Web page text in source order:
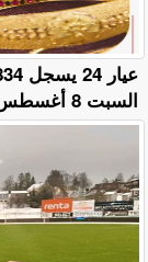
السبت 8 أغسطس 2026